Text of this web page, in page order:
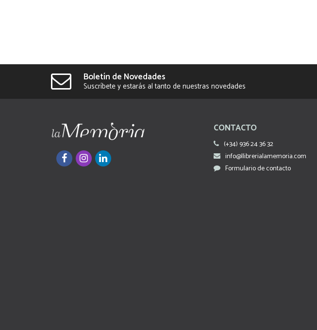
Boletín de Novedades
Suscríbete y estarás al tanto de nuestras novedades
CONTACTO
(+34) 936 24 36 32
info@llibrerialamemoria.com
Formulario de contacto